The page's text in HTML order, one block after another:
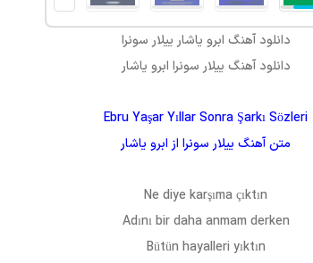
دانلود آهنگ ابرو یاشار ییلار سونرا
دانلود آهنگ ییلار سونرا ابرو یاشار
Ebru Yaşar Yıllar Sonra Şarkı Sözleri
متن آهنگ ییلار سونرا ازابرو یاشار
Ne diye karşıma çıktın
Adını bir daha anmam derken
Bütün hayalleri yıktın